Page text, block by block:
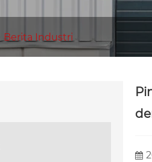
Berita Industri